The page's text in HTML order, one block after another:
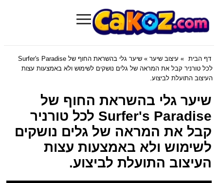
Cakoz.com
≡
דף הבית » עיצוב שיער
» שיער גלי בהשראת החוף של Surfer's Paradise
לכל טורניר קבל את המראה של גלים נושקים לשימוש ולא באמצעות עצות
העיצוב התועלת לביצוע.
שיער גלי בהשראת החוף של
Surfer's Paradise לכל טורניר
קבל את המראה של גלים נושקים
לשימוש ולא באמצעות עצות
העיצוב התועלת לביצוע.